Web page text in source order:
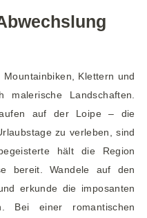
Klettern und
malerische Landschaften.
auf der Loipe – die
zu verleben, sind
hält die Region
bereit. Wandele auf den
erkunde die imposanten
Bei einer romantischen